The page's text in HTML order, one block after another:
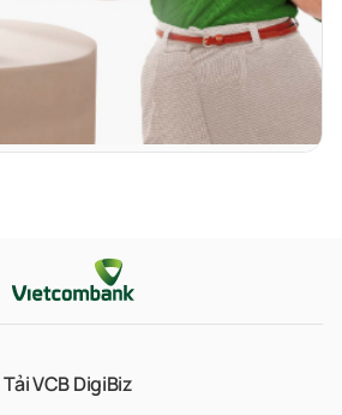
Tải VCB DigiBiz